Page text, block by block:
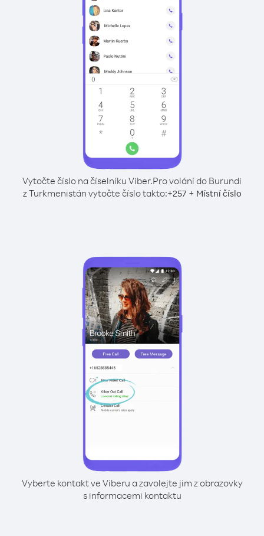
Vytočte číslo na číselníku Viber.Pro volání do Burundi
z Turkmenistán vytočte číslo takto:+257+ Místní číslo
Vyberte kontakt ve Viberu a zavolejte jim z obrazovky
s informacemi kontaktu